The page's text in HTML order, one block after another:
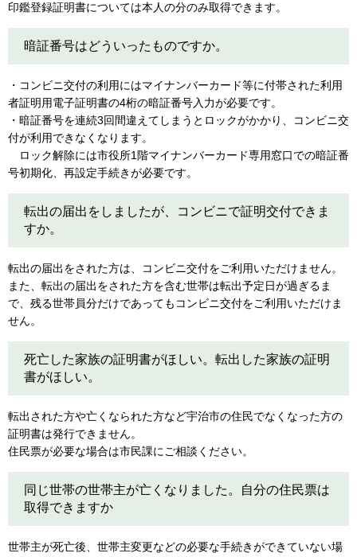
印鑑登録証明書については本人の分のみ取得できます。
暗証番号はどういったものですか。
・コンビニ交付の利用にはマイナンバーカード等に付帯された利用
者証明用電子証明書の4桁の暗証番号入力が必要です。
・暗証番号を連続3回間違えてしまうとロックがかかり、コンビニ交
付が利用できなくなります。
ロック解除には市役所1階マイナンバーカード専用窓口での暗証番
号初期化、再設定手続きが必要です。
転出の届出をしましたが、コンビニで証明交付できま
すか。
転出の届出をされた方は、コンビニ交付をご利用いただけません。
また、転出の届出をされた方を含む世帯は転出予定日が過ぎるま
で、残る世帯員分だけであってもコンビニ交付をご利用いただけま
せん。
死亡した家族の証明書がほしい。転出した家族の証明
書がほしい。
転出された方や亡くなられた方など宇治市の住民でなくなった方の
証明書は発行できません。
住民票が必要な場合は市民課にご相談ください。
同じ世帯の世帯主が亡くなりました。自分の住民票は
取得できますか
世帯主が死亡後、世帯主変更などの必要な手続きができていない場